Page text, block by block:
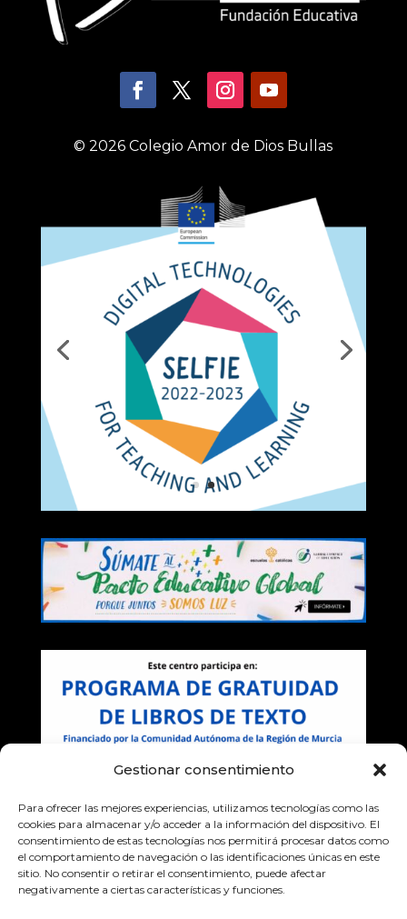
Gestionar consentimiento
Para ofrecer las mejores experiencias, utilizamos tecnologías como las
cookies para almacenar y/o acceder a la información del dispositivo. El
consentimiento de estas tecnologías nos permitirá procesar datos como
el comportamiento de navegación o las identificaciones únicas en este
sitio. No consentir o retirar el consentimiento, puede afectar
negativamente a ciertas características y funciones.
© 2026 Colegio Amor de Dios Bullas